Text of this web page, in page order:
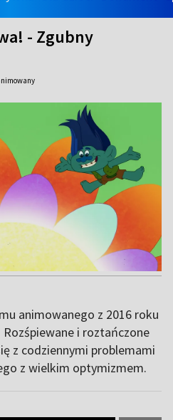
- Zgubny
animowanego z 2016 roku
i roztańczone
z codziennymi problemami
z wielkim optymizmem.